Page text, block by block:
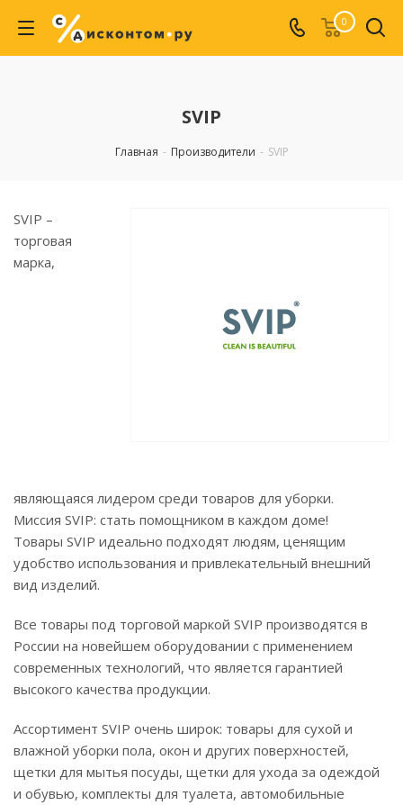
0
SVIP
Главная - Производители - SVIP
SVIP –
торговая
марка,
являющаяся лидером среди товаров для уборки.
Миссия SVIP: стать помощником в каждом доме!
Товары SVIP идеально подходят людям, ценящим
удобство использования и привлекательный внешний
вид изделий.
Все товары под торговой маркой SVIP производятся в
России на новейшем оборудовании с применением
современных технологий, что является гарантией
высокого качества продукции.
Ассортимент SVIP очень широк: товары для сухой и
влажной уборки пола, окон и других поверхностей,
щетки для мытья посуды, щетки для ухода за одеждой
и обувью, комплекты для туалета, автомобильные